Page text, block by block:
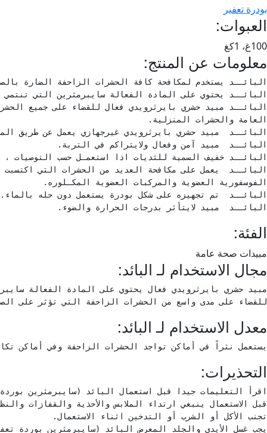
بودرة تعفير
العبوات:
100غ، 1كغ
معلومات عن المنتج:
البائــد  مبيد لايتأثر بدرجات الحرارة والضوء.
الفئة:
مبيدات صحة عامة
مجال الاستخدام لـ البائد:
للقضاء على مدى واسع من الحشرات الزاحفة التي تؤثر على
معدل الاستخدام لـ البائد:
يستعمل نثراً في أماكن تواجد الحشرات الزاحفة وفي أماكن
التحذيرات: